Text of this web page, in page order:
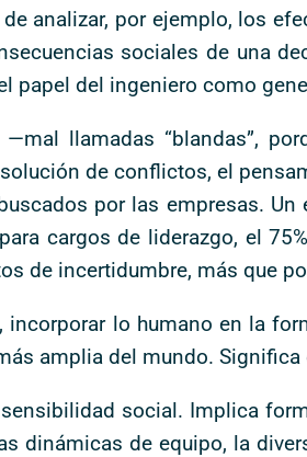
analizar, por ejemplo, los
sociales de una
papel del ingeniero como
llamadas “blandas”,
de conflictos, el
por las empresas.
cargos de liderazgo, el
de incertidumbre, más que
incorporar lo humano en la
amplia del mundo.
social. Implica
dinámicas de equipo, la